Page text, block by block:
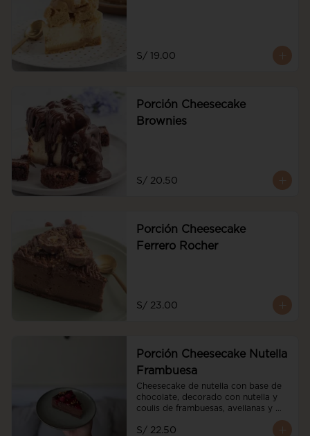
S/ 19.00
Porción Cheesecake
Brownies
S/ 20.50
Porción Cheesecake
Ferrero Rocher
S/ 23.00
Porción Cheesecake Nutella
Frambuesa
Cheesecake de nutella con base de
chocolate, decorado con nutella y
coulis de frambuesas, avellanas y
S/ 22.50